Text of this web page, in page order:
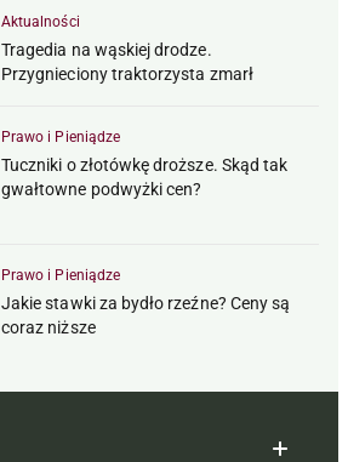
Aktualności
Tragedia na wąskiej drodze.
Przygnieciony traktorzysta zmarł
Prawo i Pieniądze
Tuczniki o złotówkę droższe. Skąd tak
gwałtowne podwyżki cen?
Prawo i Pieniądze
Jakie stawki za bydło rzeźne? Ceny są
coraz niższe